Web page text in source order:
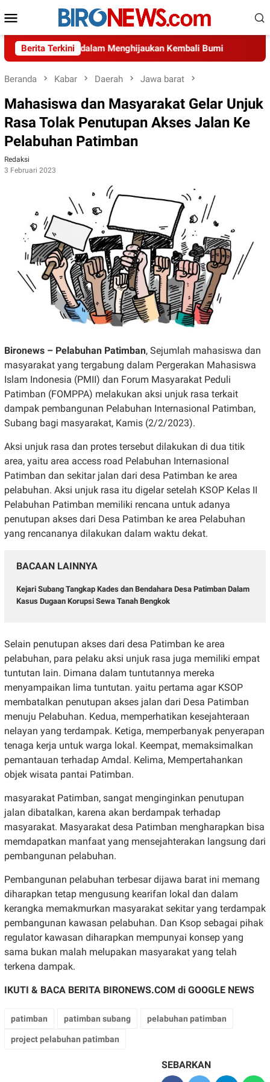
ke
kontenMobile
Berita Terkini
Indonesia dalam Menghijaukan Kembali Bumi
Beranda Kabar Daerah Jawa barat
Mahasiswa dan Masyarakat Gelar Unjuk
Rasa Tolak Penutupan Akses Jalan Ke
Pelabuhan Patimban
Redaksi
3 Februari 2023
Bironews – Pelabuhan Patimban, Sejumlah mahasiswa dan
masyarakat yang tergabung dalam Pergerakan Mahasiswa
Islam Indonesia (PMII) dan Forum Masyarakat Peduli
Patimban (FOMPPA) melakukan aksi unjuk rasa terkait
dampak pembangunan Pelabuhan Internasional Patimban,
Subang bagi masyarakat, Kamis (2/2/2023).
Aksi unjuk rasa dan protes tersebut dilakukan di dua titik
area, yaitu area access road Pelabuhan Internasional
Patimban dan sekitar jalan dari desa Patimban ke area
pelabuhan. Aksi unjuk rasa itu digelar setelah KSOP Kelas II
Pelabuhan Patimban memiliki rencana untuk adanya
penutupan akses dari Desa Patimban ke area Pelabuhan
yang rencananya dilakukan dalam waktu dekat.
BACAAN LAINNYA
Kejari Subang Tangkap Kades dan Bendahara Desa Patimban Dalam
Kasus Dugaan Korupsi Sewa Tanah Bengkok
Selain penutupan akses dari desa Patimban ke area
pelabuhan, para pelaku aksi unjuk rasa juga memiliki empat
tuntutan lain. Dimana dalam tuntutannya mereka
menyampaikan lima tuntutan. yaitu pertama agar KSOP
membatalkan penutupan akses jalan dari Desa Patimban
menuju Pelabuhan. Kedua, memperhatikan kesejahteraan
nelayan yang terdampak. Ketiga, memperbanyak penyerapan
tenaga kerja untuk warga lokal. Keempat, memaksimalkan
pemantauan terhadap Amdal. Kelima, Mempertahankan
objek wisata pantai Patimban.
masyarakat Patimban, sangat menginginkan penutupan
jalan dibatalkan, karena akan berdampak terhadap
masyarakat. Masyarakat desa Patimban mengharapkan bisa
memdapatkan manfaat yang mensejahterakan langsung dari
pembangunan pelabuhan.
Pembangunan pelabuhan terbesar dijawa barat ini memang
diharapkan tetap mengusung kearifan lokal dan dalam
kerangka memakmurkan masyarakat sekitar yang terdampak
pembangunan kawasan pelabuhan. Dan Ksop sebagai pihak
regulator kawasan diharapkan mempunyai konsep yang
sama bukan malah melupakan masyarakat yang telah
terkena dampak.
IKUTI & BACA BERITA BIRONEWS.COM di GOOGLE NEWS
patimban patimban subang pelabuhan patimban
project pelabuhan patimban
SEBARKAN